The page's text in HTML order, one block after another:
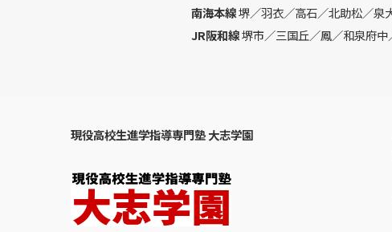
南海本線堺／羽衣／高石／北助松／泉
JR阪和線堺市／三国丘／鳳／和泉府
現役高校生進学指導専門塾 大志学園